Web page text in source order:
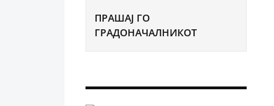
ПРАШАЈ ГО
ГРАДОНАЧАЛНИКОТ